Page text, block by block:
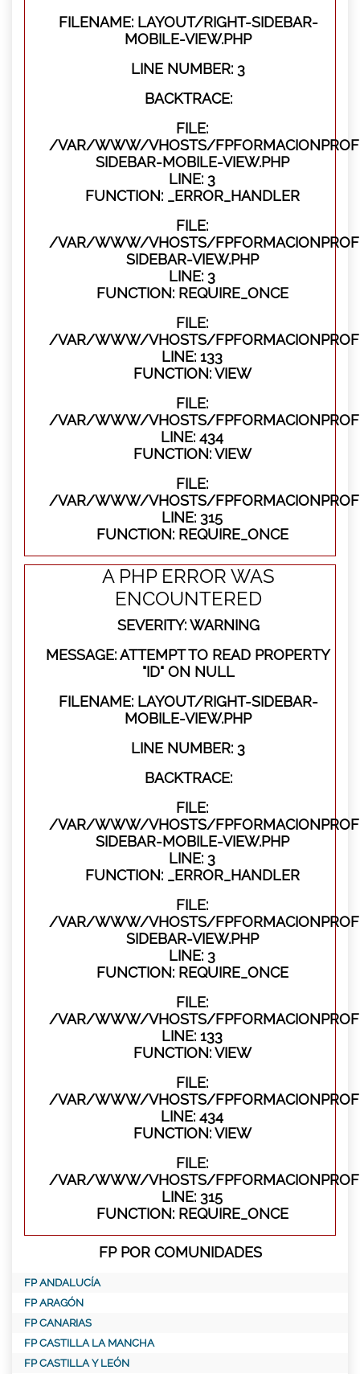
FILENAME: LAYOUT/RIGHT-SIDEBAR-
MOBILE-VIEW.PHP
LINE NUMBER: 3
BACKTRACE:
FILE:
/VAR/WWW/VHOSTS/
SIDEBAR-MOBILE-VIEW.PHP
LINE: 3
FUNCTION: _ERROR_HANDLER
FILE:
/VAR/WWW/VHOSTS/
SIDEBAR-VIEW.PHP
LINE: 3
FUNCTION: REQUIRE_ONCE
FILE:
/VAR/WWW/VHOSTS/
LINE: 133
FUNCTION: VIEW
FILE:
/VAR/WWW/VHOSTS/
LINE: 434
FUNCTION: VIEW
FILE:
/VAR/WWW/VHOSTS/
LINE: 315
FUNCTION: REQUIRE_ONCE
A PHP ERROR WAS
ENCOUNTERED
SEVERITY: WARNING
MESSAGE: ATTEMPT TO READ PROPERTY
"ID" ON NULL
FILENAME: LAYOUT/RIGHT-SIDEBAR-
MOBILE-VIEW.PHP
LINE NUMBER: 3
BACKTRACE:
FILE:
/VAR/WWW/VHOSTS/
SIDEBAR-MOBILE-VIEW.PHP
LINE: 3
FUNCTION: _ERROR_HANDLER
FILE:
/VAR/WWW/VHOSTS/
SIDEBAR-VIEW.PHP
LINE: 3
FUNCTION: REQUIRE_ONCE
FILE:
/VAR/WWW/VHOSTS/
LINE: 133
FUNCTION: VIEW
FILE:
/VAR/WWW/VHOSTS/
LINE: 434
FUNCTION: VIEW
FILE:
/VAR/WWW/VHOSTS/
LINE: 315
FUNCTION: REQUIRE_ONCE
FP POR COMUNIDADES
FP ANDALUCÍA
FP ARAGÓN
FP CANARIAS
FP CASTILLA LA MANCHA
FP CASTILLA Y LEÓN